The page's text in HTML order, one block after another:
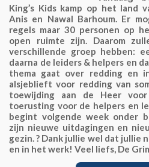
King’s Kids kamp op het land
Anis en Nawal Barhoum. Er
regels maar 30 personen op
open ruimte zijn. Daarom
verschillende groep hebben:
daarna de leiders & helpers en
thema gaat over redding en
alsjeblieft voor redding van
toewijding aan de Heer
toerusting voor de helpers en
begint volgende week onder
zijn nieuwe uitdagingen en
gezin. ? Dank jullie wel dat jullie
en in het werk! Veel liefs, De